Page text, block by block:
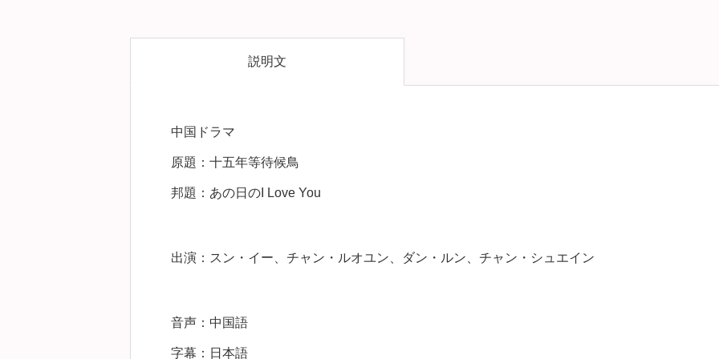
説明文
中国ドラマ
原題：十五年等待候鳥
邦題：あの日のI Love You
出演：スン・イー、チャン・ルオユン、ダン・ルン、チャン・シュエイン
音声：中国語
字幕：日本語